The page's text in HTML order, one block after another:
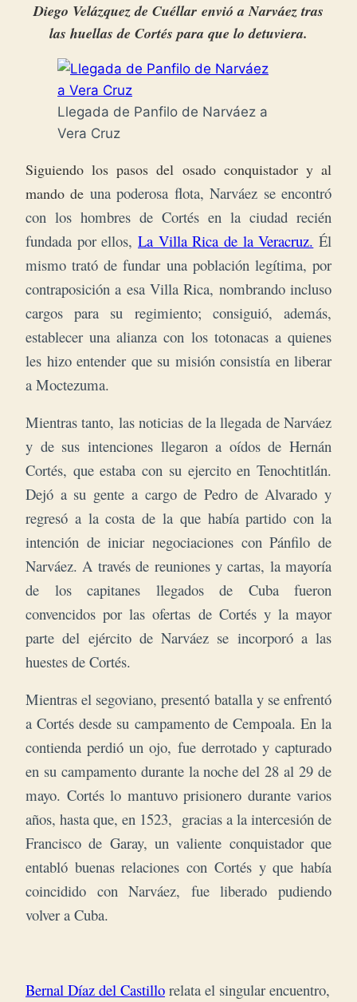
Diego Velázquez de Cuéllar envió a Narváez tras
las huellas de Cortés para que lo detuviera.
Llegada de Panfilo de Narváez a
Vera Cruz
Siguiendo lospasos del osado conquistador y al
mando de una poderosa flota, Narváez se encontró
con los hombres de Cortés en la ciudad recién
fundada por ellos, La Villa Rica de la Veracruz. Él
mismo trató de fundar una población legítima, por
contraposición a esa Villa Rica, nombrando incluso
cargos para su regimiento; consiguió, además,
establecer una alianza con los totonacas a quienes
les hizo entender que su misión consistía en liberar
a Moctezuma.
Mientras tanto, las noticias de la llegada de Narváez
y de sus intenciones llegaron a oídos de Hernán
Cortés, que estaba con su ejercito en Tenochtitlán.
Dejó a su gente a cargo de Pedro de Alvarado y
regresó a la costa de la que había partido con la
intención de iniciar negociaciones con Pánfilo de
Narváez. A través de reuniones y cartas, la mayoría
de los capitanes llegados de Cuba fueron
convencidos por las ofertas de Cortés y la mayor
parte del ejército de Narváez se incorporó a las
huestes de Cortés.
Mientras el segoviano, presentó batalla y se enfrentó
a Cortés desde su campamento de Cempoala. En la
contienda perdió un ojo, fue derrotado y capturado
en su campamento durante la noche del 28 al 29 de
mayo. Cortés lo mantuvo prisionero durante varios
años, hasta que, en 1523, gracias a la intercesión de
Francisco de Garay, un valiente conquistador que
entabló buenas relaciones con Cortés y que había
coincidido con Narváez, fue liberado pudiendo
volver a Cuba.
Bernal Díaz del Castillo relata el singular encuentro,